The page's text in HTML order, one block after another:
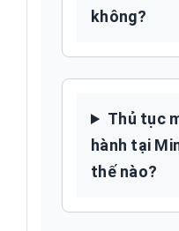
không?
Thủ tục
hành tại
thế nào?